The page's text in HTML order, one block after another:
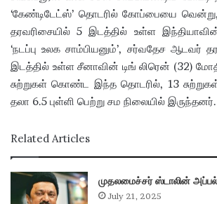
‘கேண்டிடேட்ஸ்’ தொடரில் கோப்பையை
தரவரிசையில் 5 இடத்தில் உள்ள
‘நடப்பு உலக சாம்பியனும்’, சர்வதேச ஆடவர்
இடத்தில் உள்ள சீனாவின் டிங் லிரென் (32)
சுற்றுகள் கொண்ட இந்த தொடரில், 13 சுற்றுகள்
தலா 6.5 புள்ளி பெற்று சம நிலையில் இருந்தனர்.
Related Articles
முதலமைச்சர் ஸ்டாலின்
July 21, 2025